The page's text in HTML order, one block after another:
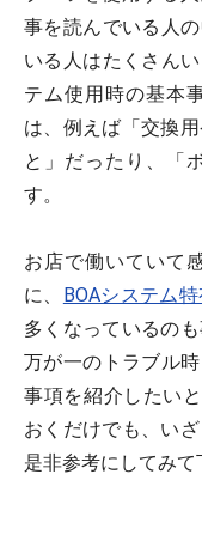
事を読んでいる人
いる人はたくさん
テム使用時の基本
は、例えば「交換
と」だったり、「
す。
お店で働いていて
に、 BOAシステム
多くなっているの
万が一のトラブル
事項を紹介したい
おくだけでも、い
是非参考にしてみて